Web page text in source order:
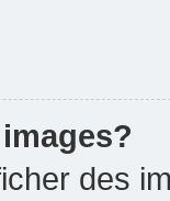
des